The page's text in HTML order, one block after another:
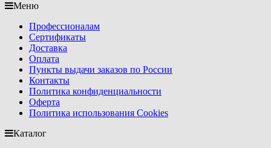
Меню
Профессионалам
Сертификаты
Доставка
Оплата
Пункты выдачи заказов по России
Контакты
Политика конфиденциальности
Оферта
Политика использования Cookies
Каталог